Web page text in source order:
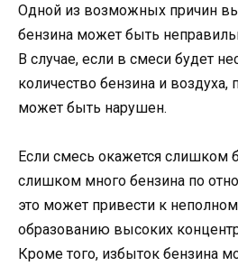
Одной из возможных причин
бензина может быть
В случае, если в смеси будет
количество бензина и воздуха,
может быть нарушен.
Если смесь окажется слишком
слишком много бензина по
это может привести к
образованию высоких
Кроме того, избыток бензина